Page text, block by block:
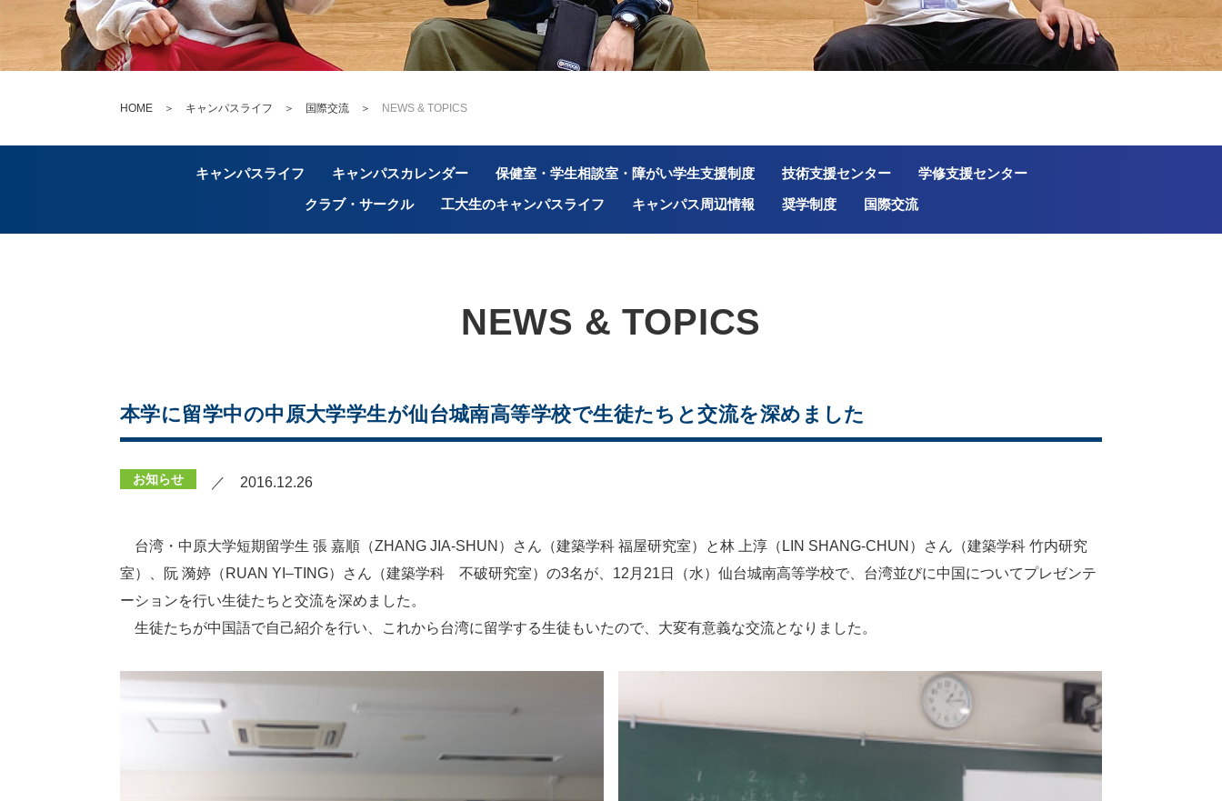
HOME ＞ キャンパスライフ ＞ 国際交流 ＞ NEWS & TOPICS
キャンパスライフ キャンパスカレンダー 保健室・学生相談室・障がい学生支援制度 技術支援センター
学修支援センター
クラブ・サークル
工大生のキャンパスライフ キャンパス周辺情報 奨学制度 国際交流
NEWS & TOPICS
本学に留学中の中原大学学生が仙台城南高等学校で生徒たちと交流を深めました
お知らせ ／ 2016.12.26
台湾・中原大学短期留学生 張 嘉順（ZHANG JIA-SHUN）さん（建築学科 福屋研究室）と林 上淳（LIN SHANG-CHUN）さん（建築学科 竹内研究
室）、阮 漪婷（RUAN YI–TING）さん（建築学科 不破研究室）の3名が、12月21日（水）仙台城南高等学校で、台湾並びに中国についてプレゼンテ
ーションを行い生徒たちと交流を深めました。
生徒たちが中国語で自己紹介を行い、これから台湾に留学する生徒もいたので、大変有意義な交流となりました。